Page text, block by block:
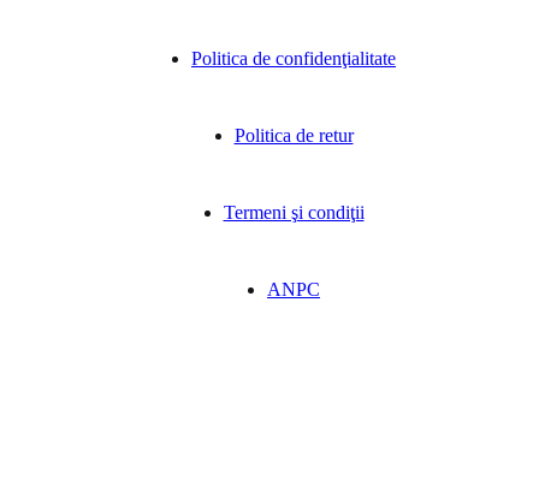
Politica de confidenţialitate
Politica de retur
Termeni şi condiţii
ANPC